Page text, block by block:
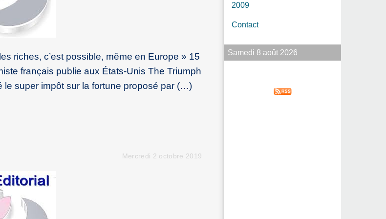
riches, c’est possible, même en Europe » 15
français publie aux États-Unis The Triumph
le super impôt sur la fortune proposé par (…)
Mercredi 2 octobre 2019
2009
Contact
Samedi 8 août 2026